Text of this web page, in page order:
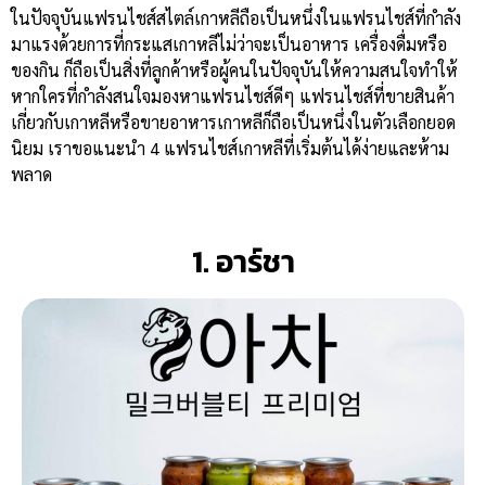
ในปัจจุบันแฟรนไชส์สไตล์เกาหลีถือเป็นหนึ่งในแฟรนไชส์ที่กำลัง
มาแรงด้วยการที่กระแสเกาหลีไม่ว่าจะเป็นอาหาร เครื่องดื่มหรือ
ของกิน ก็ถือเป็นสิ่งที่ลูกค้าหรือผู้คนในปัจจุบันให้ความสนใจทำให้
หากใครที่กำลังสนใจมองหาแฟรนไชส์ดีๆ แฟรนไชส์ที่ขายสินค้า
เกี่ยวกับเกาหลีหรือขายอาหารเกาหลีก็ถือเป็นหนึ่งในตัวเลือกยอด
นิยม เราขอแนะนำ 4 แฟรนไชส์เกาหลีที่เริ่มต้นได้ง่ายและห้าม
พลาด
1. อาร์ชา